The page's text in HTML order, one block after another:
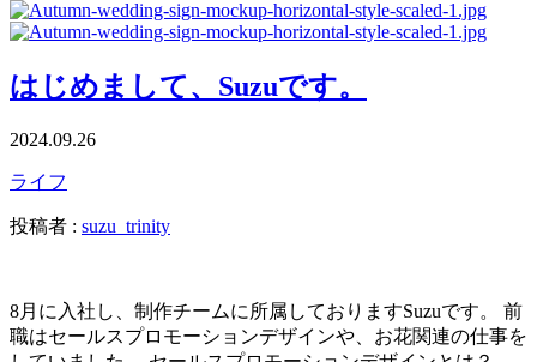
はじめまして、Suzuです。
2024.09.26
ライフ
投稿者 : suzu_trinity
8月に入社し、制作チームに所属しておりますSuzuです。 前
職はセールスプロモーションデザインや、お花関連の仕事を